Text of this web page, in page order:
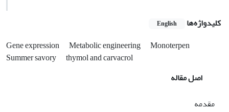
کلیدواژه‌ها English
Gene expression Metabolic engineering
Monoterpen
Summer savory
thymol and carvacrol
اصل مقاله
مقدمه